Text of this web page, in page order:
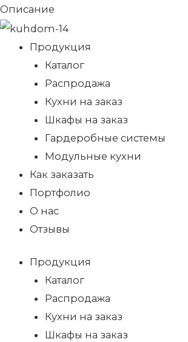
Описание
Продукция
Каталог
Распродажа
Кухни на заказ
Шкафы на заказ
Гардеробные системы
Модульные кухни
Как заказать
Портфолио
О нас
Отзывы
Продукция
Каталог
Распродажа
Кухни на заказ
Шкафы на заказ